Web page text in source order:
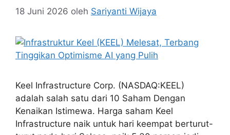
18 Juni 2026 oleh Sariyanti Wijaya
Keel Infrastructure Corp. (NASDAQ:KEEL)
adalah salah satu dari 10 Saham Dengan
Kenaikan Istimewa. Harga saham Keel
Infrastructure naik untuk hari keempat berturut-